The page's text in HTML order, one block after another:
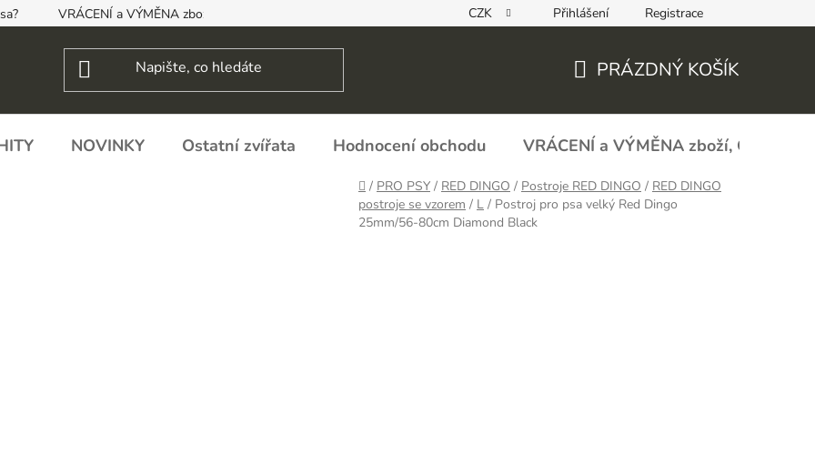
VRÁCENÍ a VÝMĚNA zboží, ODSTOUPENÍ OD SMLOUVY REKLAMAČNÍ FORMULÁŘ - zboží s vadou
CZK Přihlášení Registrace
KOŠÍK
PRÁZDNÝ KOŠÍK
NOVINKY Ostatní zvířata Hodnocení obchodu VRÁCENÍ a VÝMĚNA zboží,
Domů
/ PRO PSY / RED DINGO / Postroje RED DINGO / RED DINGO
postroje se vzorem / L / Postroj pro psa velký Red Dingo
25mm/56-80cm Diamond Black